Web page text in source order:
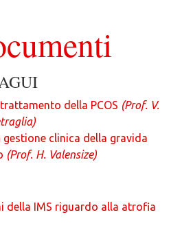
della PCOS (Prof. V.
gestione clinica della gravida
(Prof. H. Valensize)
della IMS riguardo alla atrofia